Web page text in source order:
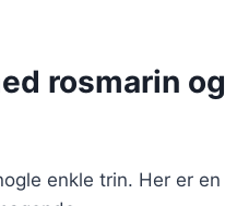
rosmarin og
enkle trin. Her er en